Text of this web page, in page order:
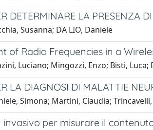
DETERMINARE LA PRESENZA
Susanna; DA LIO, Daniele
of Radio Frequencies in a
Luciano; Mingozzi, Enzo; Bisti,
LA DIAGNOSI DI MALATTIE
Simona; Martini, Claudia; Trincavelli,
per misurare il